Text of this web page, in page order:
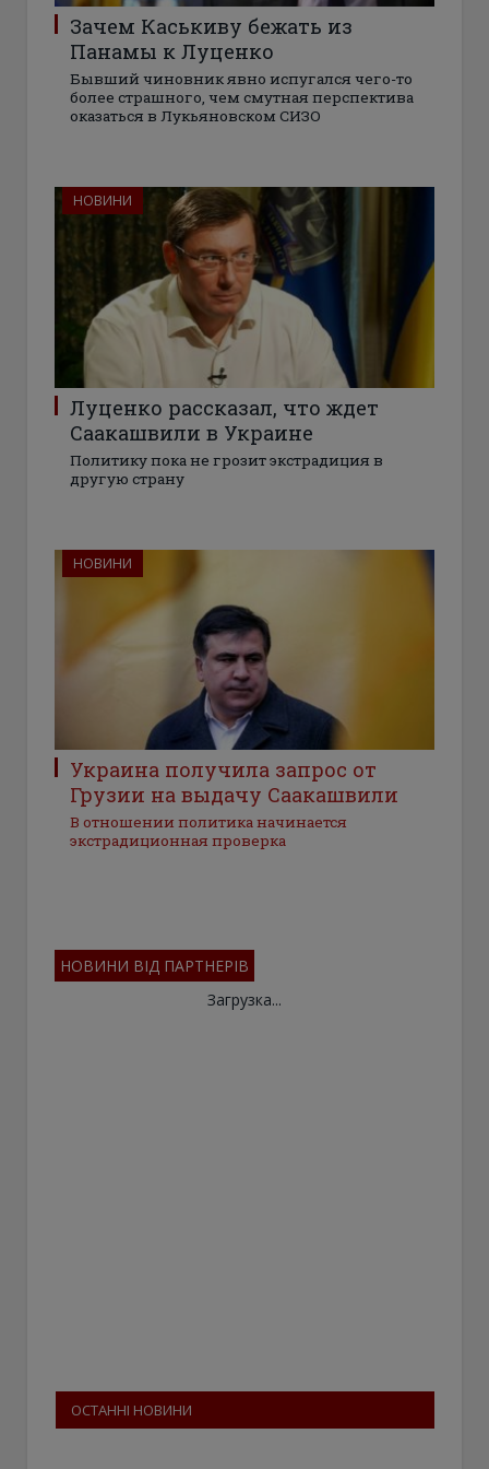
Зачем Каськиву бежать из
Панамы к Луценко
Бывший чиновник явно испугался чего-то
более страшного, чем смутная перспектива
оказаться в Лукьяновском СИЗО
НОВИНИ
Луценко рассказал, что ждет
Саакашвили в Украине
Политику пока не грозит экстрадиция в
другую страну
НОВИНИ
Украина получила запрос от
Грузии на выдачу Саакашвили
В отношении политика начинается
экстрадиционная проверка
НОВИНИ ВІД ПАРТНЕРІВ
Загрузка...
ОСТАННІ НОВИНИ